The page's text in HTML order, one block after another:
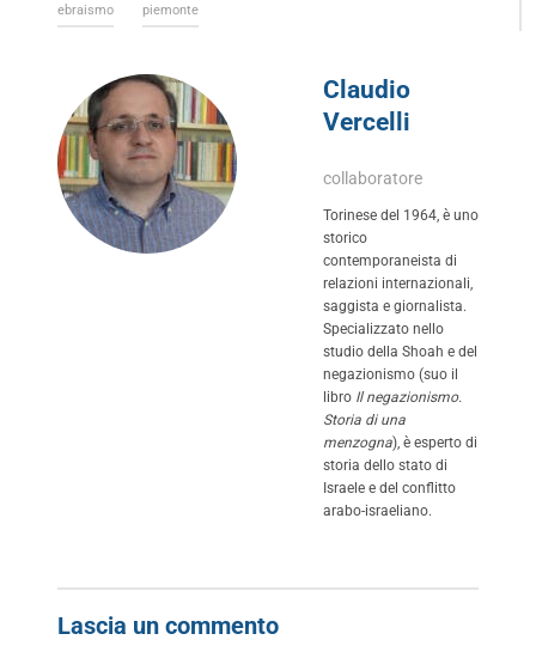
ebraismo piemonte
Claudio
Vercelli
collaboratore
Torinese del 1964, è uno
storico
contemporaneista di
relazioni internazionali,
saggista e giornalista.
Specializzato nello
studio della Shoah e del
negazionismo (suo il
libro Il negazionismo.
Storia di una
menzogna), è esperto di
storia dello stato di
Israele e del conflitto
arabo-israeliano.
Lascia un commento